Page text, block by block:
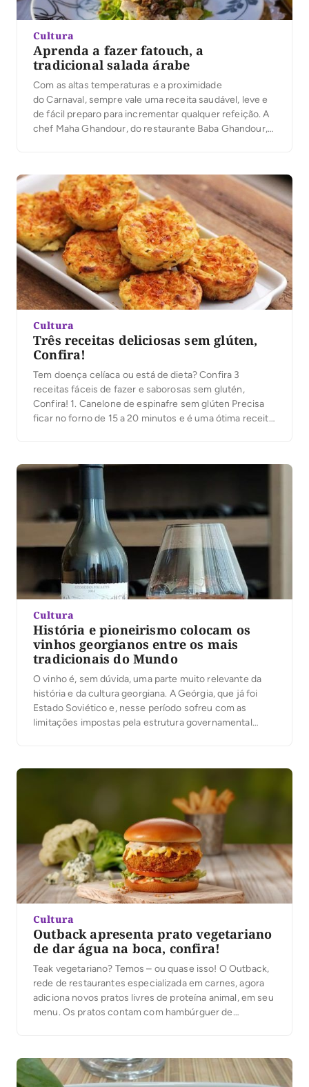
Cultura
Aprenda a fazer fatouch, a
tradicional salada árabe
Com as altas temperaturas e a proximidade
do Carnaval, sempre vale uma receita saudável, leve e
de fácil preparo para incrementar qualquer refeição. A
chef Maha Ghandour, do restaurante Baba Ghandour,
para aliviar o calor. Ingredientes Algumas folhas
de alface; 1 tomate; 1 pepino; ½ maço de salsinha e
cebolinha; 1 cebola; Sal […]
Cultura
Três receitas deliciosas sem glúten,
Confira!
Tem doença celíaca ou está de dieta? Confira 3
receitas fáceis de fazer e saborosas sem glutén,
Confira! 1. Canelone de espinafre sem glúten Precisa
ficar no forno de 15 a 20 minutos e é uma ótima receita
de tofú soft; 2 […]
Cultura
História e pioneirismo colocam os
vinhos georgianos entre os mais
tradicionais do Mundo
O vinho é, sem dúvida, uma parte muito relevante da
história e da cultura georgiana. A Geórgia, que já foi
Estado Soviético e, nesse período sofreu com as
limitações impostas pela estrutura governamental
começou entre 8000 a.C. e 5000 a.C. […]
Cultura
Outback apresenta prato vegetariano
de dar água na boca, confira!
Teak vegetariano? Temos – ou quase isso! O Outback,
rede de restaurantes especializada em carnes, agora
adiciona novos pratos livres de proteína animal, em seu
menu. Os pratos contam com hambúrguer de
tinha pratos vegetarianos antes, porém eles se
concentravam em batatas e cebolas fritas ou massas.
O cardápio animal friendly entrou em vigor […]